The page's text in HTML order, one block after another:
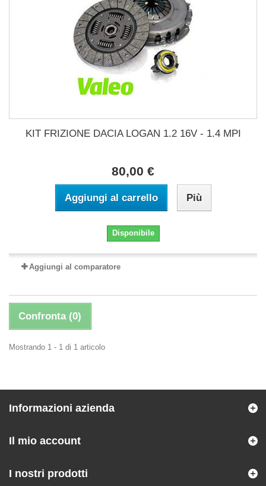
KIT FRIZIONE DACIA LOGAN 1.2 16V - 1.4 MPI
80,00 €
Aggiungi al carrello Più
Disponibile
Aggiungi al comparatore
Confronta (0)
Mostrando 1 - 1 di 1 articolo
Informazioni azienda
Il mio account
I nostri prodotti